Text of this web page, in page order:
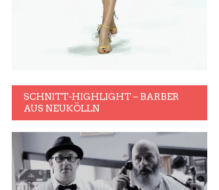
SCHNITT-HIGHLIGHT – BARBER
AUS NEUKÖLLN